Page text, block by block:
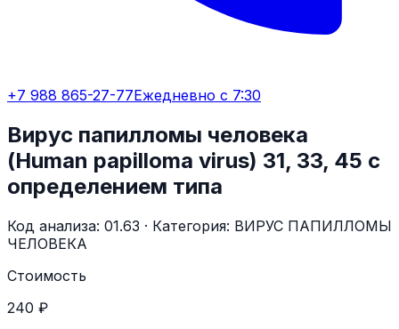
+7 988 865-27-77Ежедневно с 7:30
Вирус папилломы человека
(Human papilloma virus) 31, 33, 45 с
определением типа
Код анализа: 01.63 · Категория: ВИРУС ПАПИЛЛОМЫ
ЧЕЛОВЕКА
Стоимость
240 ₽